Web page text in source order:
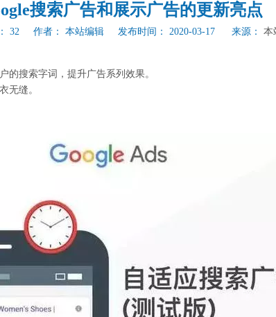
搜索广告和展示广告的更新亮点
32 作者： 本站编辑 发布时间： 2020-03-17 来源： 本
的搜索字词，提升广告系列效果。
无缝。